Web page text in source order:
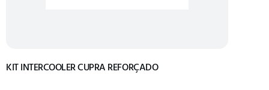
KIT INTERCOOLER CUPRA REFORÇADO